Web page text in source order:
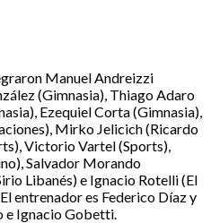
Manuel Andreizzi
(Gimnasia), Thiago Adaro
Ezequiel Corta (Gimnasia),
Mirko Jelicich (Ricardo
Victorio Vartel (Sports),
Salvador Morando
Libanés) e Ignacio Rotelli (El
entrenador es Federico Díaz y
e Ignacio Gobetti.